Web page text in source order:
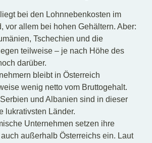
bei den Lohnnebenkosten im
vor allem bei hohen Gehältern. Aber:
Tschechien und die
teilweise – je nach Höhe des
darüber.
bleibt in Österreich
wenig netto vom Bruttogehalt.
und Albanien sind in dieser
lukrativsten Länder.
Unternehmen setzen ihre
außerhalb Österreichs ein. Laut